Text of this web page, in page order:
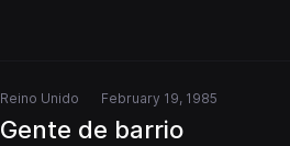
Reino Unido February 19, 1985
Gente de barrio